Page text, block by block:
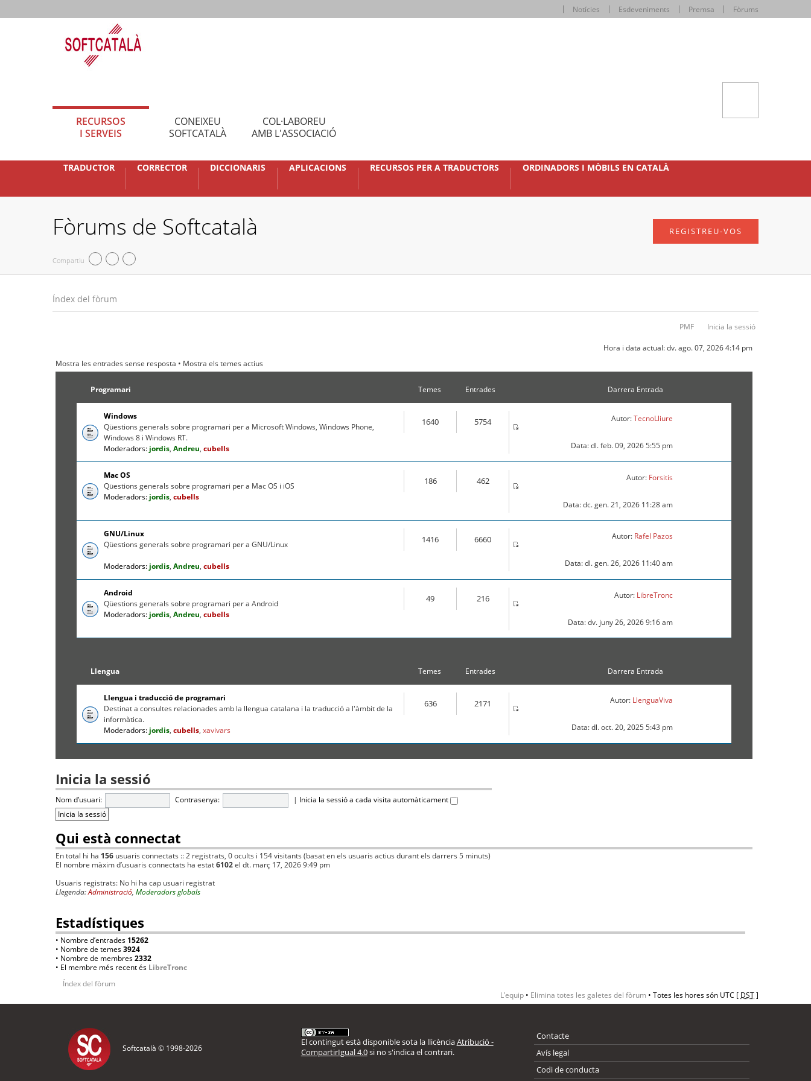
Notícies Esdeveniments Premsa Fòrums
RECURSOS
I SERVEIS
CONEIXEU
SOFTCATALÀ
COL·LABOREU
AMB L'ASSOCIACIÓ
TRADUCTOR CORRECTOR DICCIONARIS APLICACIONS RECURSOS PER A TRADUCTORS ORDINADORS I MÒBILS EN CATALÀ
Fòrums de Softcatalà
Compartiu
REGISTREU-VOS
Índex del fòrum
PMF Inicia la sessió
Hora i data actual: dv. ago. 07, 2026 4:14 pm
Mostra les entrades sense resposta • Mostra els temes actius
Programari Temes Entrades Darrera Entrada
Windows
Qüestions generals sobre programari per a Microsoft Windows, Windows Phone,
Windows 8 i Windows RT.
Moderadors: jordis, Andreu, cubells
1640 5754 Autor:TecnoLliure
Data: dl. feb. 09, 2026 5:55 pm
Mac OS
Qüestions generals sobre programari per a Mac OS i iOS
Moderadors: jordis, cubells
186 462 Autor: Forsitis
Data: dc. gen. 21, 2026 11:28 am
GNU/Linux
Qüestions generals sobre programari per a GNU/Linux
Moderadors: jordis, Andreu, cubells
1416 6660 Autor: Rafel Pazos
Data: dl. gen. 26, 2026 11:40 am
Android
Qüestions generals sobre programari per a Android
Moderadors: jordis, Andreu, cubells
49 216 Autor: LibreTronc
Data: dv. juny 26, 2026 9:16 am
Llengua Temes Entrades Darrera Entrada
Llengua i traducció de programari
Destinat a consultes relacionades amb la llengua catalana i la traducció a l'àmbit de la
informàtica.
Moderadors: jordis, cubells, xavivars
636 2171 Autor: LlenguaViva
Data: dl. oct. 20, 2025 5:43 pm
Inicia la sessió
Nom d’usuari: Contrasenya: | Inicia la sessió a cada visita automàticament
Qui està connectat
En total hi ha 156 usuaris connectats :: 2 registrats, 0 ocults i 154 visitants (basat en els usuaris actius durant els darrers 5 minuts)
El nombre màxim d’usuaris connectats ha estat6102el dt. març 17, 2026 9:49 pm
Usuaris registrats: No hi ha cap usuari registrat
Llegenda:Administració, Moderadors globals
Estadístiques
• Nombre d’entrades 15262
• Nombre de temes3924
• Nombre de membres2332
• El membre més recent és LibreTronc
Índex del fòrum
L’equip • Elimina totes les galetes del fòrum • Totes les hores són UTC [ DST]
Softcatalà © 1998-2026
El contingut està disponible sota la llicènciaAtribució -
CompartirIgual 4.0si no s'indica el contrari.
Contacte
Avís legal
Codi de conducta